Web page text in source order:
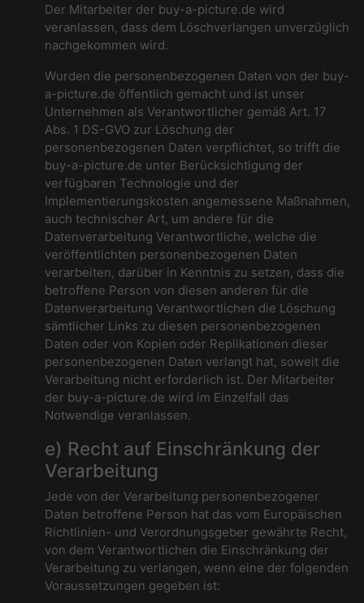
Der Mitarbeiter der buy-a-picture.de wird
veranlassen, dass dem Löschverlangen unverzüglich
nachgekommen wird.
Wurden die personenbezogenen Daten von der buy-
a-picture.de öffentlich gemacht und ist unser
Unternehmen als Verantwortlicher gemäß Art. 17
Abs. 1 DS-GVO zur Löschung der
personenbezogenen Daten verpflichtet, so trifft die
buy-a-picture.de unter Berücksichtigung der
verfügbaren Technologie und der
Implementierungskosten angemessene Maßnahmen,
auch technischer Art, um andere für die
Datenverarbeitung Verantwortliche, welche die
veröffentlichten personenbezogenen Daten
verarbeiten, darüber in Kenntnis zu setzen, dass die
betroffene Person von diesen anderen für die
Datenverarbeitung Verantwortlichen die Löschung
sämtlicher Links zu diesen personenbezogenen
Daten oder von Kopien oder Replikationen dieser
personenbezogenen Daten verlangt hat, soweit die
Verarbeitung nicht erforderlich ist. Der Mitarbeiter
der buy-a-picture.de wird im Einzelfall das
Notwendige veranlassen.
e) Recht auf Einschränkung der
Verarbeitung
Jede von der Verarbeitung personenbezogener
Daten betroffene Person hat das vom Europäischen
Richtlinien- und Verordnungsgeber gewährte Recht,
von dem Verantwortlichen die Einschränkung der
Verarbeitung zu verlangen, wenn eine der folgenden
Voraussetzungen gegeben ist: